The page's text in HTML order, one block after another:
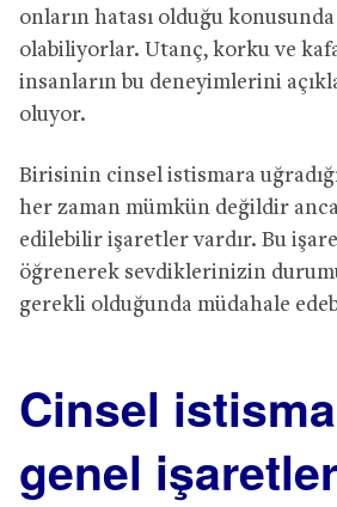
onların hatası olduğu
olabiliyorlar. Utanç, korku ve kafa
insanların bu deneyimlerini
oluyor.
Birisinin cinsel istismara
her zaman mümkün değildir
edilebilir işaretler vardır. Bu
öğrenerek sevdiklerinizin
gerekli olduğunda müdahale
Cinsel
genel